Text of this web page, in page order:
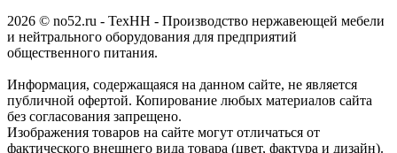
2026 © no52.ru - ТехНН - Производство нержавеющей мебели
и нейтрального оборудования для предприятий
общественного питания.
Информация, содержащаяся на данном сайте, не является
публичной офертой. Копирование любых материалов сайта
без согласования запрещено.
Изображения товаров на сайте могут отличаться от
фактического внешнего вида товара (цвет, фактура и дизайн).